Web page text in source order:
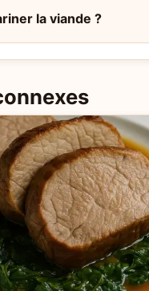
la viande ?